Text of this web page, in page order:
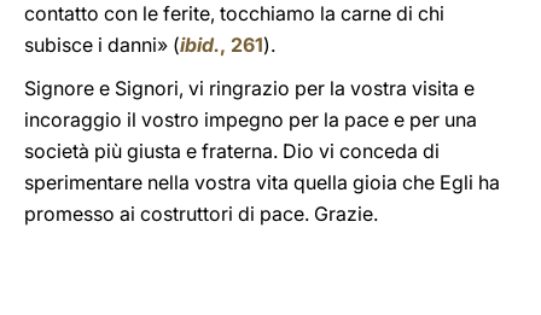
contatto con le ferite, tocchiamo la carne di chi
subisce i danni» (ibid., 261).
Signore e Signori, vi ringrazio per la vostra visita e
incoraggio il vostro impegno per la pace e per una
società più giusta e fraterna. Dio vi conceda di
sperimentare nella vostra vita quella gioia che Egli ha
promesso ai costruttori di pace. Grazie.